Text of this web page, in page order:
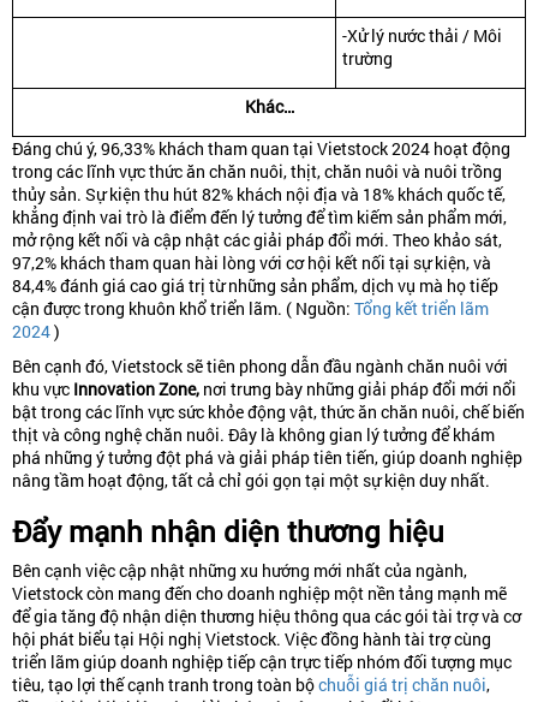
-Xử lý nước thải / Môi
trường
Khác…
Đáng chú ý, 96,33% khách tham quan tại Vietstock 2024 hoạt động
trong các lĩnh vực thức ăn chăn nuôi, thịt, chăn nuôi và nuôi trồng
thủy sản. Sự kiện thu hút 82% khách nội địa và 18% khách quốc tế,
khẳng định vai trò là điểm đến lý tưởng để tìm kiếm sản phẩm mới,
mở rộng kết nối và cập nhật các giải pháp đổi mới. Theo khảo sát,
97,2% khách tham quan hài lòng với cơ hội kết nối tại sự kiện, và
84,4% đánh giá cao giá trị từ những sản phẩm, dịch vụ mà họ tiếp
cận được trong khuôn khổ triển lãm. ( Nguồn: Tổng kết triển lãm
2024)
Bên cạnh đó, Vietstock sẽ tiên phong dẫn đầu ngành chăn nuôi với
khu vực Innovation Zone, nơi trưng bày những giải pháp đổi mới nổi
bật trong các lĩnh vực sức khỏe động vật, thức ăn chăn nuôi, chế biến
thịt và công nghệ chăn nuôi. Đây là không gian lý tưởng để khám
phá những ý tưởng đột phá và giải pháp tiên tiến, giúp doanh nghiệp
nâng tầm hoạt động, tất cả chỉ gói gọn tại một sự kiện duy nhất.
Đẩy mạnh nhận diện thương hiệu
Bên cạnh việc cập nhật những xu hướng mới nhất của ngành,
Vietstock còn mang đến cho doanh nghiệp một nền tảng mạnh mẽ
để gia tăng độ nhận diện thương hiệu thông qua các gói tài trợ và cơ
hội phát biểu tại Hội nghị Vietstock. Việc đồng hành tài trợ cùng
triển lãm giúp doanh nghiệp tiếp cận trực tiếp nhóm đối tượng mục
tiêu, tạo lợi thế cạnh tranh trong toàn bộchuỗi giá trị chăn nuôi,